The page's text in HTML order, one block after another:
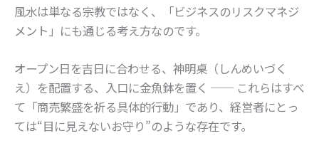
風水は単なる宗教ではなく、「ビジネスのリスクマネジ
メント」にも通じる考え方なのです。
オープン日を吉日に合わせる、神明桌（しんめいづく
え）を配置する、入口に金魚鉢を置く ── これらはすべ
て「商売繁盛を祈る具体的行動」であり、経営者にとっ
ては“目に見えないお守り”のような存在です。